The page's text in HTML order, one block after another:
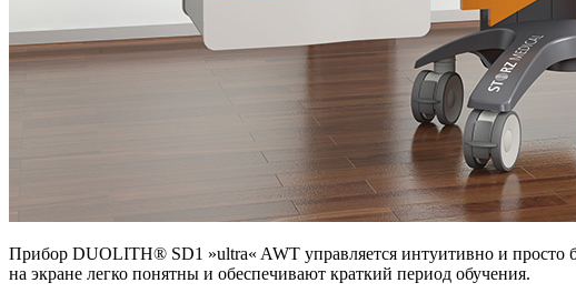
Прибор DUOLITH® SD1 »ultra« AWT управляется интуитивно и
на экране легко понятны и обеспечивают краткий период обучения.